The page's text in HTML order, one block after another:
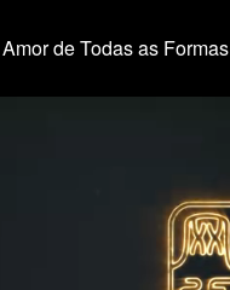
Amor de Todas as Formas